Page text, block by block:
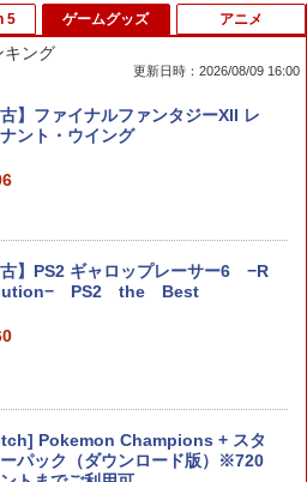
典】進撃の巨人3 Switch2版(【早
封入特典】DLC)
ビースタリオン2 【Switch2】 POT-
マリオカート ワールド【Switch
[BEEPAAAAA]
5
典】BLUE REFLECTION Quartet:
ちのキセキ PS5版(【早期購入特
】真・三國無双2 with 猛将伝 Re
赤兎鐙『真・三國無双2』レトロ
ル」DLC)
ゲームグッズ
キング
更新日時：2026/08/09 16:00
古】ファイナルファンタジーXII レ
ント・ウイング
古】PS2 ギャロップレーサー6 −R
PS2 the Best
Pokemon Champions + スタ
パック（ダウンロード版）※720
アニメ